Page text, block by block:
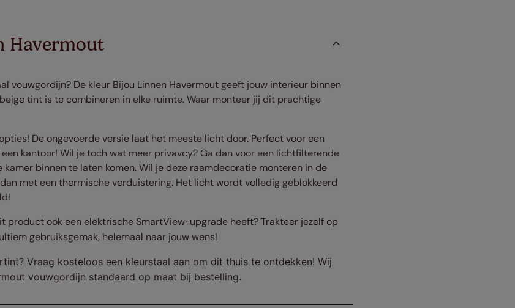
Havermout
vouwgordijn? De kleur Bijou Linnen Havermout geeft jouw interieur binnen
tint is te combineren in elke ruimte. Waar monteer jij dit prachtige
De ongevoerde versie laat het meeste licht door. Perfect voor een
kantoor! Wil je toch wat meer privavcy? Ga dan voor een lichtfilterende
binnen te laten komen. Wil je deze raamdecoratie monteren in de
met een thermische verduistering. Het licht wordt volledig geblokkeerd
product ook een elektrische SmartView-upgrade heeft? Trakteer jezelf op
gebruiksgemak, helemaal naar jouw wens!
Vraag kosteloos een kleurstaal aan om dit thuis te ontdekken! Wij
vouwgordijn standaard op maat bij bestelling.